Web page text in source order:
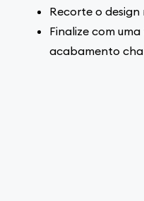
Recorte o design
Finalize com
acabamento